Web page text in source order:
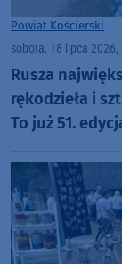
Powiat Kościerski
sobota, 18 lipca 2026,
Rusza
rękodzieła i
To już 51.